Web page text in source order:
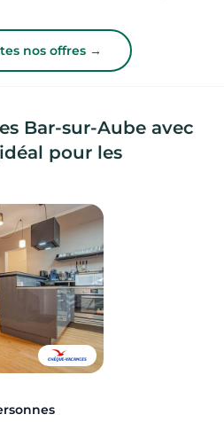
nos offres →
Bar-sur-Aube avec
pour les